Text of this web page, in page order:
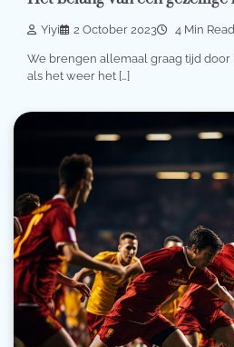
Yiyi 2 October 2023 4 Min Read
We brengen allemaal graag tijd
als het weer het […]